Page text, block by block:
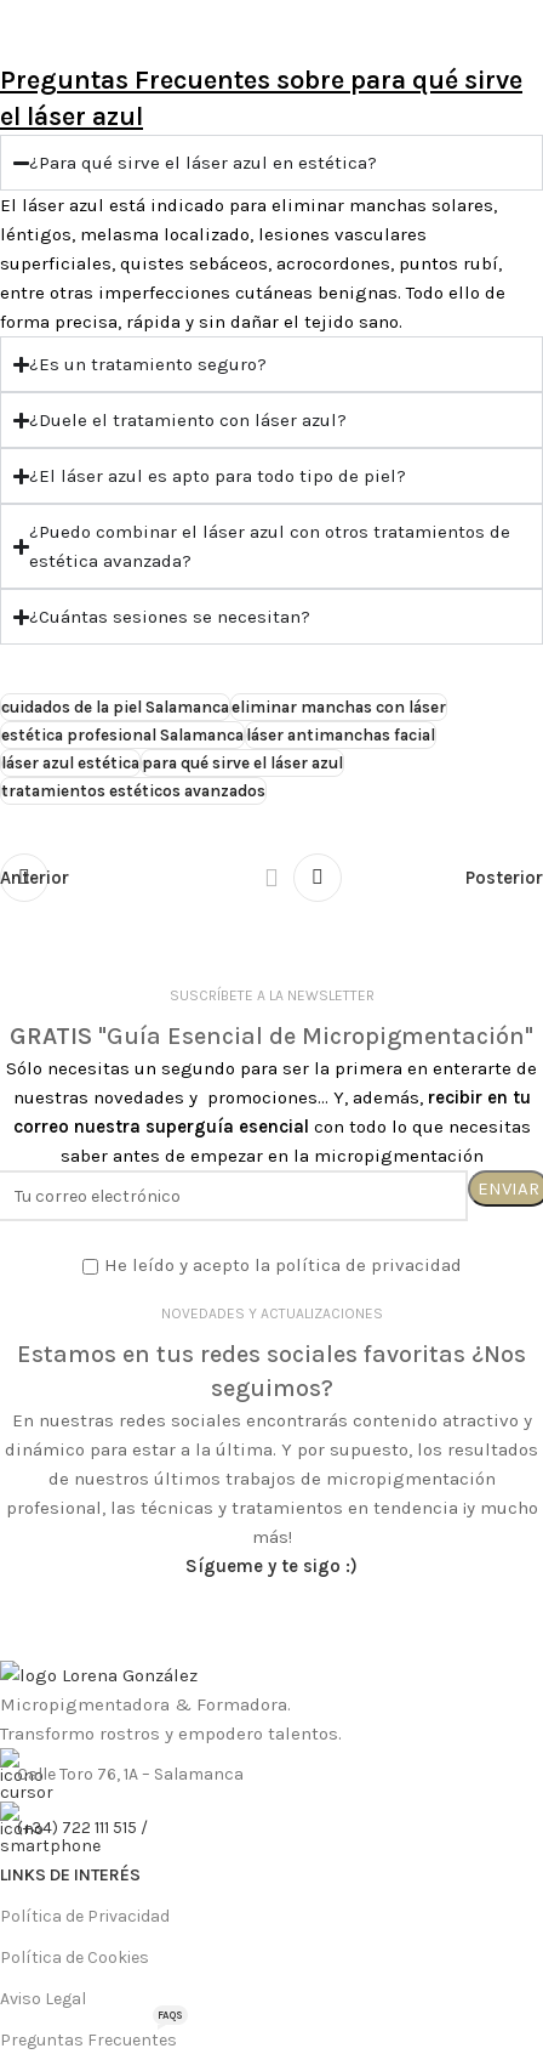
Preguntas Frecuentes sobre para qué sirve
el láser azul
¿Para qué sirve el láser azul en estética?
El láser azul está indicado para eliminar manchas solares,
léntigos, melasma localizado, lesiones vasculares
superficiales, quistes sebáceos, acrocordones, puntos rubí,
entre otras imperfecciones cutáneas benignas. Todo ello de
forma precisa, rápida y sin dañar el tejido sano.
¿Es un tratamiento seguro?
¿Duele el tratamiento con láser azul?
¿El láser azul es apto para todo tipo de piel?
¿Puedo combinar el láser azul con otros tratamientos de
estética avanzada?
¿Cuántas sesiones se necesitan?
cuidados de la piel Salamancaeliminar manchas con láser
estética profesional Salamancaláser antimanchas facial
láser azul estéticapara qué sirve el láser azul
tratamientos estéticos avanzados
Anterior Posterior
SUSCRÍBETE A LA NEWSLETTER
GRATIS "Guía Esencial de Micropigmentación"
Sólo necesitas un segundo para ser la primera en enterarte de
nuestras novedades y promociones... Y, además, recibir en tu
correo nuestra superguía esencial con todo lo que necesitas
saber antes de empezar en la micropigmentación
He leído y acepto la política de privacidad
NOVEDADES Y ACTUALIZACIONES
Estamos en tus redes sociales favoritas ¿Nos
seguimos?
En nuestras redes sociales encontrarás contenido atractivo y
dinámico para estar a la última. Y por supuesto, los resultados
de nuestros últimos trabajos de micropigmentación
profesional, las técnicas y tratamientos en tendencia ¡y mucho
más!
Sígueme y te sigo :)
Micropigmentadora & Formadora.
Transformo rostros y empodero talentos.
Calle Toro 76, 1A – Salamanca
(+34) 722 111 515 /
LINKS DE INTERÉS
Política de Privacidad
Política de Cookies
Aviso Legal
Preguntas Frecuentes
FAQS